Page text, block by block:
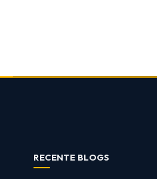
RECENTE BLOGS